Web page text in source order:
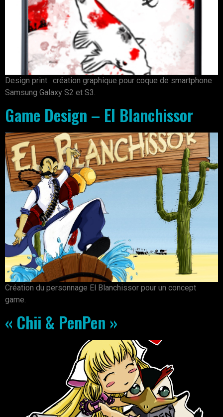
Design print : création graphique pour coque de smartphone
Samsung Galaxy S2 et S3.
Game Design – El Blanchissor
Création du personnage El Blanchissor pour un concept
game.
« Chii & PenPen »